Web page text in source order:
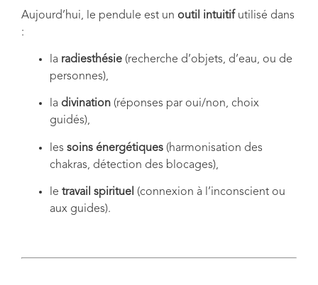
Aujourd’hui, le pendule est un outil intuitifutilisé dans
:
la radiesthésie (recherche d’objets, d’eau, ou de
personnes),
la divination (réponses par oui/non, choix
guidés),
les soins énergétiques (harmonisation des
chakras, détection des blocages),
le travail spirituel (connexion à l’inconscient ou
aux guides).